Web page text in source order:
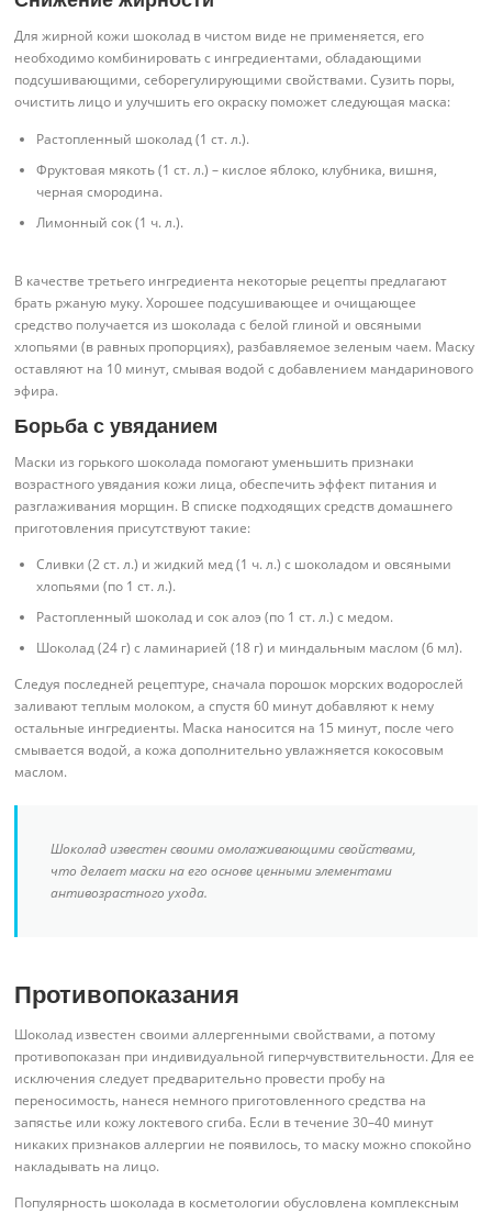
Для жирной кожи шоколад в чистом виде не применяется, его
необходимо комбинировать с ингредиентами, обладающими
подсушивающими, себорегулирующими свойствами. Сузить поры,
очистить лицо и улучшить его окраску поможет следующая маска:
Растопленный шоколад (1 ст. л.).
Фруктовая мякоть (1 ст. л.) – кислое яблоко, клубника, вишня,
черная смородина.
Лимонный сок (1 ч. л.).
В качестве третьего ингредиента некоторые рецепты предлагают
брать ржаную муку. Хорошее подсушивающее и очищающее
средство получается из шоколада с белой глиной и овсяными
хлопьями (в равных пропорциях), разбавляемое зеленым чаем. Маску
оставляют на 10 минут, смывая водой с добавлением мандаринового
эфира.
Борьба с увяданием
Маски из горького шоколада помогают уменьшить признаки
возрастного увядания кожи лица, обеспечить эффект питания и
разглаживания морщин. В списке подходящих средств домашнего
приготовления присутствуют такие:
Сливки (2 ст. л.) и жидкий мед (1 ч. л.) с шоколадом и овсяными
хлопьями (по 1 ст. л.).
Растопленный шоколад и сок алоэ (по 1 ст. л.) с медом.
Шоколад (24 г) с ламинарией (18 г) и миндальным маслом (6 мл).
Следуя последней рецептуре, сначала порошок морских водорослей
заливают теплым молоком, а спустя 60 минут добавляют к нему
остальные ингредиенты. Маска наносится на 15 минут, после чего
смывается водой, а кожа дополнительно увлажняется кокосовым
маслом.
Шоколад известен своими омолаживающими свойствами,
что делает маски на его основе ценными элементами
антивозрастного ухода.
Противопоказания
Шоколад известен своими аллергенными свойствами, а потому
противопоказан при индивидуальной гиперчувствительности. Для ее
исключения следует предварительно провести пробу на
переносимость, нанеся немного приготовленного средства на
запястье или кожу локтевого сгиба. Если в течение 30–40 минут
никаких признаков аллергии не появилось, то маску можно спокойно
накладывать на лицо.
Популярность шоколада в косметологии обусловлена комплексным